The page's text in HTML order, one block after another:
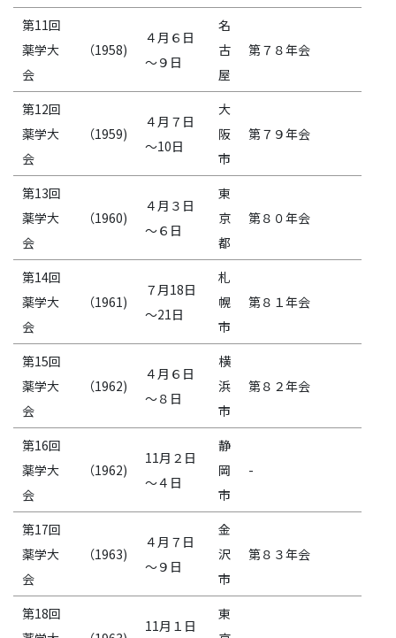
第11回
薬学大
会
（1958)
４月６日
～９日
名
古
屋
第７８年会
第12回
薬学大
会
（1959)
４月７日
～10日
大
阪
市
第７９年会
第13回
薬学大
会
（1960)
４月３日
～６日
東
京
都
第８０年会
第14回
薬学大
会
（1961)
７月18日
～21日
札
幌
市
第８１年会
第15回
薬学大
会
（1962)
４月６日
～８日
横
浜
市
第８２年会
第16回
薬学大
会
（1962)
11月２日
～４日
静
岡
市
-
第17回
薬学大
会
（1963)
４月７日
～９日
金
沢
市
第８３年会
第18回
11月１日
東